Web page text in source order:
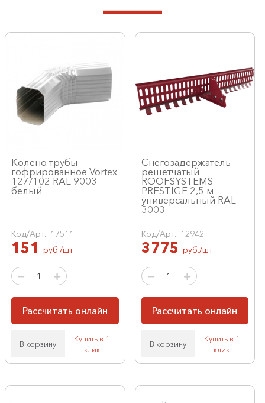
Колено трубы
гофрированное Vortex
127/102 RAL 9003 -
белый
Код/Арт.: 17511
151 руб./шт
Рассчитать онлайн
В корзину
Купить в 1
клик
Снегозадержатель
решетчатый
ROOFSYSTEMS
PRESTIGE 2,5 м
универсальный RAL
3003
Код/Арт.: 12942
3775 руб./шт
Рассчитать онлайн
В корзину
Купить в 1
клик